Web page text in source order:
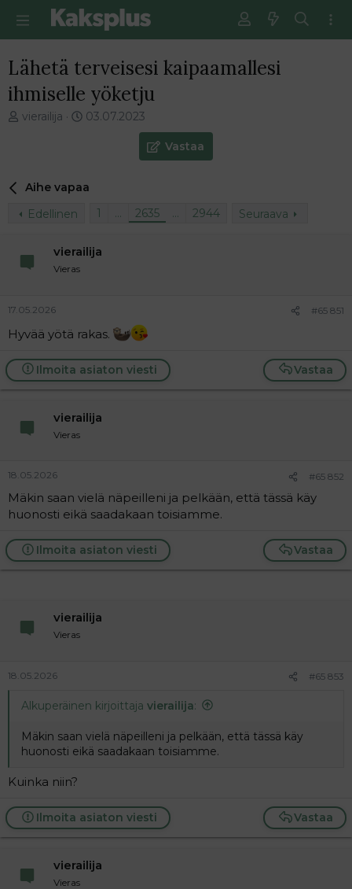
Lähetä terveisesi kaipaamallesi
ihmiselle yöketju
V
e
u
l
i
t
a
vierailija
E
m
e
t
03.07.2023
Vastaa
Aihe vapaa
Edellinen
1 … 2635 … 2944 Seuraava
vierailija
Vieras
17.05.2026 #65 851
Hyvää yötä rakas.
Vastaa
Ilmoita asiaton viesti
vierailija
Vieras
18.05.2026 #65 852
Mäkin saan vielä näpeilleni ja pelkään, että tässä käy
huonosti eikä saadakaan toisiamme.
Vastaa
Ilmoita asiaton viesti
vierailija
Vieras
18.05.2026 #65 853
Alkuperäinen kirjoittaja vierailija:
Mäkin saan vielä näpeilleni ja pelkään, että tässä käy
huonosti eikä saadakaan toisiamme.
Kuinka niin?
Vastaa
Ilmoita asiaton viesti
vierailija
Vieras